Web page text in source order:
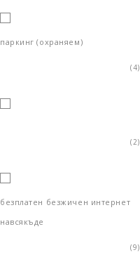
паркинг (охраняем)
(4)
(2)
безплатен безжичен интернет
навсякъде
(9)